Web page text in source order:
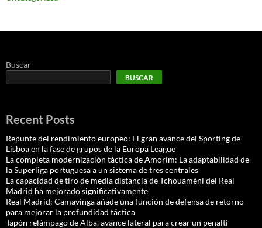
Buscar
BUSCAR
Recent Posts
Repunte del rendimiento europeo: El gran avance del Sporting de
Lisboa en la fase de grupos de la Europa League
La completa modernización táctica de Amorim: La adaptabilidad de
la Superliga portuguesa a un sistema de tres centrales
La capacidad de tiro de media distancia de Tchouaméni del Real
Madrid ha mejorado significativamente
Real Madrid: Camavinga añade una función de defensa de retorno
para mejorar la profundidad táctica
Tapón relámpago de Alba, avance lateral para crear un penalti